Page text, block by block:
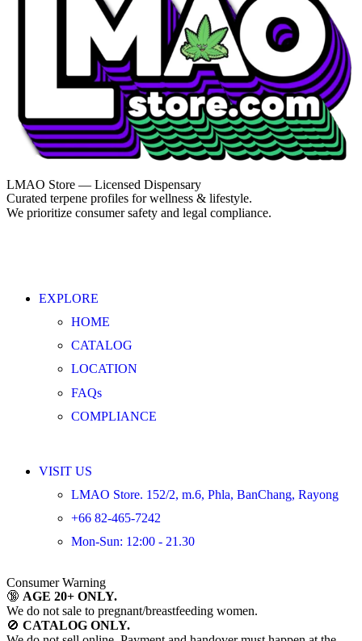
LMAO Store — Licensed Dispensary
Curated terpene profiles for wellness & lifestyle.
We prioritize consumer safety and legal compliance.
EXPLORE
HOME
CATALOG
LOCATION
FAQs
COMPLIANCE
VISIT US
LMAO Store. 152/2, m.6, Phla, BanChang, Rayong
+66 82-465-7242
Mon-Sun: 12:00 - 21.30
Consumer Warning
🔞 AGE 20+ ONLY.
We do not sale to pregnant/breastfeeding women.
🚫 CATALOG ONLY.